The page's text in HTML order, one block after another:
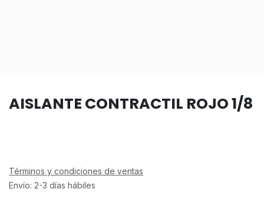
AISLANTE CONTRACTIL ROJO 1/8
Términos y condiciones de ventas
Envío: 2-3 días hábiles